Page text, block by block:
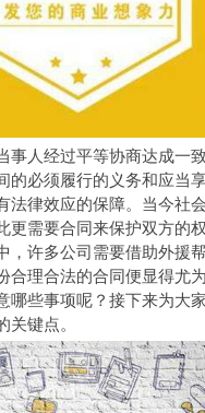
事人经过平等协商达成一
的必须履行的义务和应当
法律效应的保障。当今社
更需要合同来保护双方的
，许多公司需要借助外援
合理合法的合同便显得尤
哪些事项呢？接下来为大
键点。